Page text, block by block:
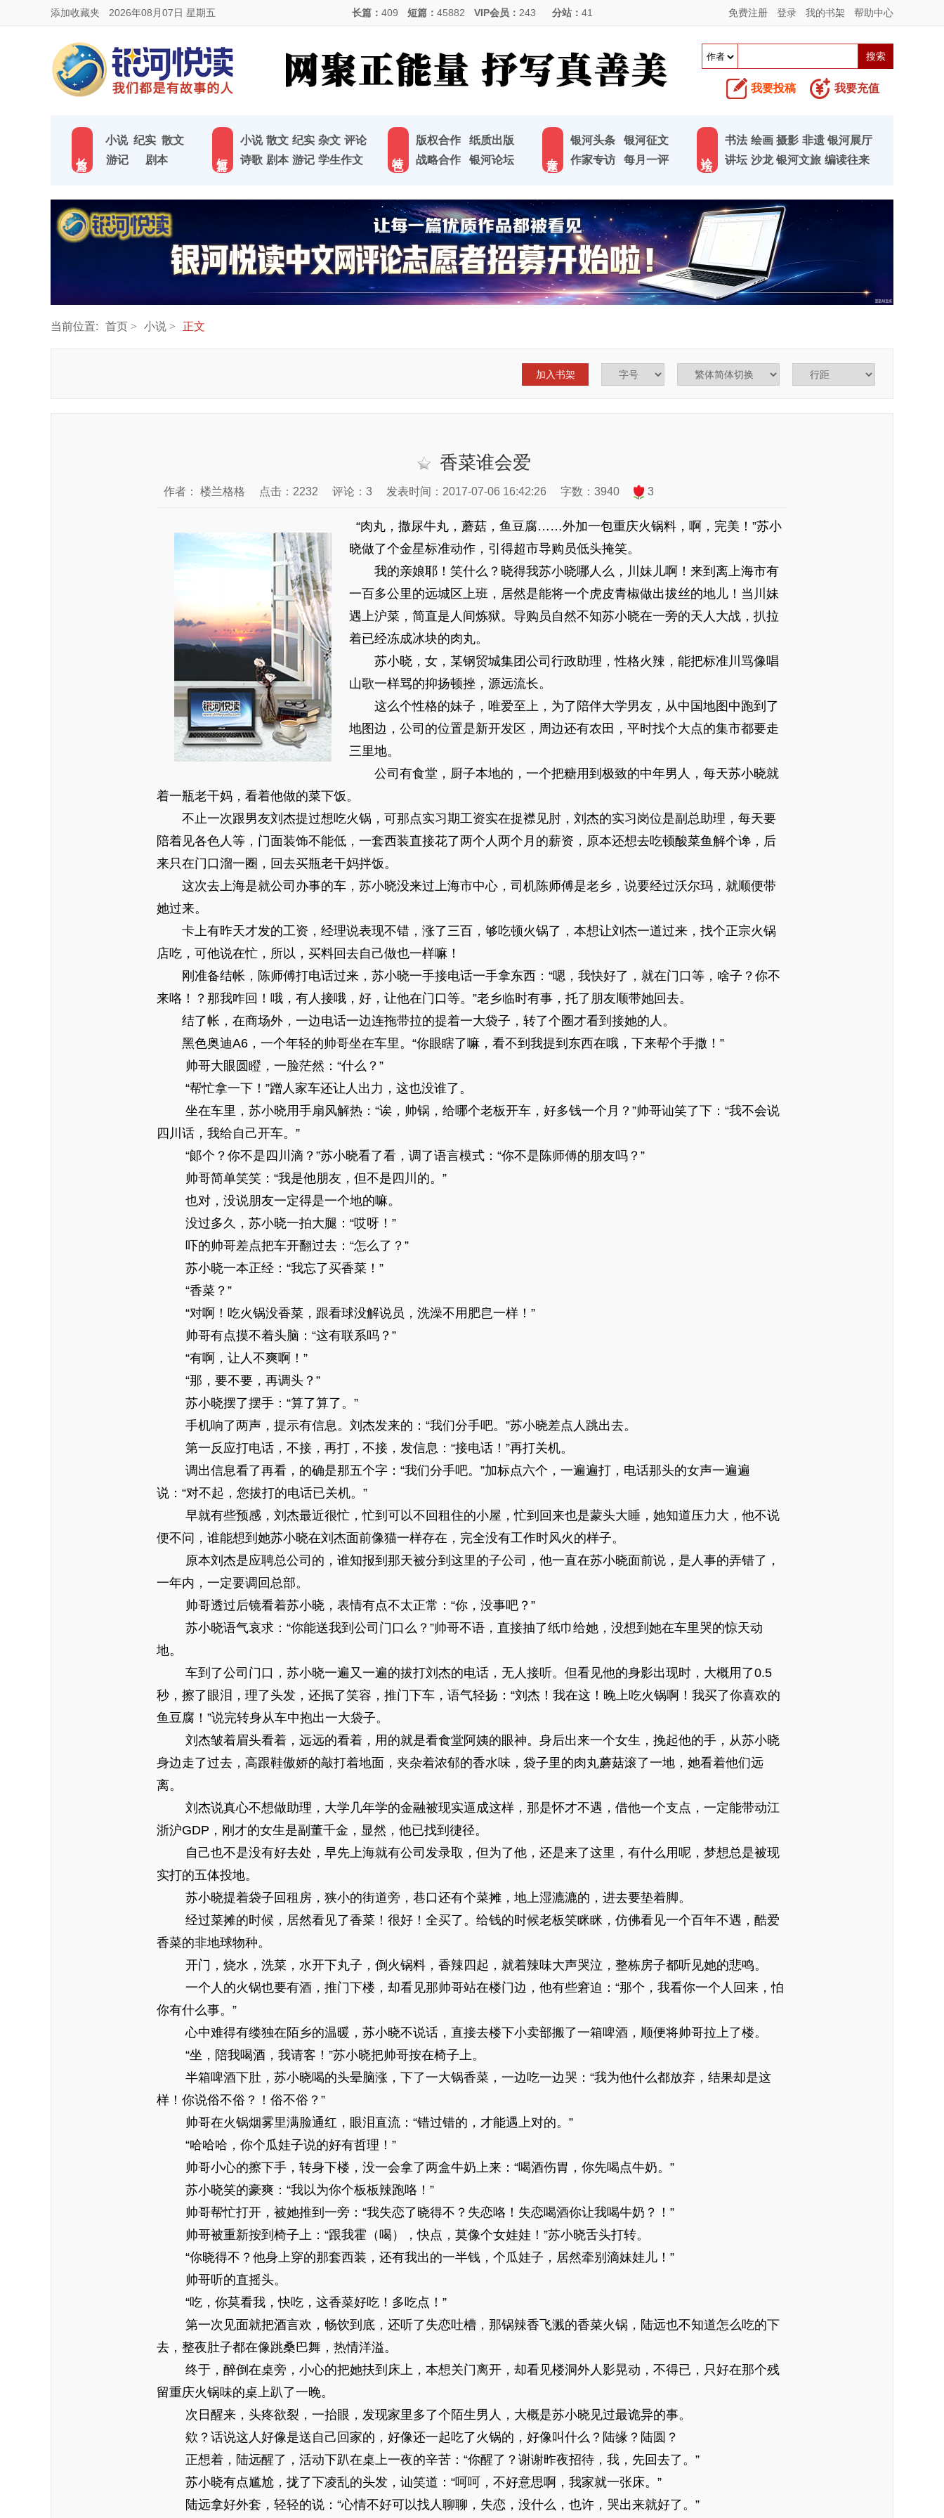
添加收藏夹 2026年08月07日 星期五 长篇： 409 短篇： 45882 VIP会员： 243 分站： 41 免费注册 登录 我的书架 帮助中心
我要投稿 我要充值
小说 纪实 散文
游记
剧本
小说 散文 纪实 杂文 评论
诗歌 剧本 游记 学生作文
版权合作
纸质出版
战略合作
银河论坛
银河头条
银河征文
作家专访
每月一评
书法 绘画 摄影 非遗 银河展厅
讲坛 沙龙 银河文旅 编读往来
当前位置: 首页 小说 正文
加入书架
香菜谁会爱
作者： 楼兰格格 点击：2232 评论：3 发表时间：2017-07-06 16:42:26 字数：3940 3
“肉丸，撒尿牛丸，蘑菇，鱼豆腐……外加一包重庆火锅料，啊，完美！”苏小
晓做了个金星标准动作，引得超市导购员低头掩笑。
我的亲娘耶！笑什么？晓得我苏小晓哪人么，川妹儿啊！来到离上海市有
一百多公里的远城区上班，居然是能将一个虎皮青椒做出拔丝的地儿！当川妹
遇上沪菜，简直是人间炼狱。导购员自然不知苏小晓在一旁的天人大战，扒拉
着已经冻成冰块的肉丸。
苏小晓，女，某钢贸城集团公司行政助理，性格火辣，能把标准川骂像唱
山歌一样骂的抑扬顿挫，源远流长。
这么个性格的妹子，唯爱至上，为了陪伴大学男友，从中国地图中跑到了
地图边，公司的位置是新开发区，周边还有农田，平时找个大点的集市都要走
三里地。
公司有食堂，厨子本地的，一个把糖用到极致的中年男人，每天苏小晓就
着一瓶老干妈，看着他做的菜下饭。
不止一次跟男友刘杰提过想吃火锅，可那点实习期工资实在捉襟见肘，刘杰的实习岗位是副总助理，每天要
陪着见各色人等，门面装饰不能低，一套西装直接花了两个人两个月的薪资，原本还想去吃顿酸菜鱼解个谗，后
来只在门口溜一圈，回去买瓶老干妈拌饭。
这次去上海是就公司办事的车，苏小晓没来过上海市中心，司机陈师傅是老乡，说要经过沃尔玛，就顺便带
她过来。
卡上有昨天才发的工资，经理说表现不错，涨了三百，够吃顿火锅了，本想让刘杰一道过来，找个正宗火锅
店吃，可他说在忙，所以，买料回去自己做也一样嘛！
刚准备结帐，陈师傅打电话过来，苏小晓一手接电话一手拿东西：“嗯，我快好了，就在门口等，啥子？你不
来咯！？那我咋回！哦，有人接哦，好，让他在门口等。”老乡临时有事，托了朋友顺带她回去。
结了帐，在商场外，一边电话一边连拖带拉的提着一大袋子，转了个圈才看到接她的人。
黑色奥迪A6，一个年轻的帅哥坐在车里。“你眼瞎了嘛，看不到我提到东西在哦，下来帮个手撒！”
帅哥大眼圆瞪，一脸茫然：“什么？”
“帮忙拿一下！”蹭人家车还让人出力，这也没谁了。
坐在车里，苏小晓用手扇风解热：“诶，帅锅，给哪个老板开车，好多钱一个月？”帅哥讪笑了下：“我不会说
四川话，我给自己开车。”
“郞个？你不是四川滴？”苏小晓看了看，调了语言模式：“你不是陈师傅的朋友吗？”
帅哥简单笑笑：“我是他朋友，但不是四川的。”
也对，没说朋友一定得是一个地的嘛。
没过多久，苏小晓一拍大腿：“哎呀！”
吓的帅哥差点把车开翻过去：“怎么了？”
苏小晓一本正经：“我忘了买香菜！”
“香菜？”
“对啊！吃火锅没香菜，跟看球没解说员，洗澡不用肥皀一样！”
帅哥有点摸不着头脑：“这有联系吗？”
“有啊，让人不爽啊！”
“那，要不要，再调头？”
苏小晓摆了摆手：“算了算了。”
手机响了两声，提示有信息。刘杰发来的：“我们分手吧。”苏小晓差点人跳出去。
第一反应打电话，不接，再打，不接，发信息：“接电话！”再打关机。
调出信息看了再看，的确是那五个字：“我们分手吧。”加标点六个，一遍遍打，电话那头的女声一遍遍
说：“对不起，您拔打的电话已关机。”
早就有些预感，刘杰最近很忙，忙到可以不回租住的小屋，忙到回来也是蒙头大睡，她知道压力大，他不说
便不问，谁能想到她苏小晓在刘杰面前像猫一样存在，完全没有工作时风火的样子。
原本刘杰是应聘总公司的，谁知报到那天被分到这里的子公司，他一直在苏小晓面前说，是人事的弄错了，
一年内，一定要调回总部。
帅哥透过后镜看着苏小晓，表情有点不太正常：“你，没事吧？”
苏小晓语气哀求：“你能送我到公司门口么？”帅哥不语，直接抽了纸巾给她，没想到她在车里哭的惊天动
地。
车到了公司门口，苏小晓一遍又一遍的拔打刘杰的电话，无人接听。但看见他的身影出现时，大概用了0.5
秒，擦了眼泪，理了头发，还抿了笑容，推门下车，语气轻扬：“刘杰！我在这！晚上吃火锅啊！我买了你喜欢的
鱼豆腐！”说完转身从车中抱出一大袋子。
刘杰皱着眉头看着，远远的看着，用的就是看食堂阿姨的眼神。身后出来一个女生，挽起他的手，从苏小晓
身边走了过去，高跟鞋傲娇的敲打着地面，夹杂着浓郁的香水味，袋子里的肉丸蘑菇滚了一地，她看着他们远
离。
刘杰说真心不想做助理，大学几年学的金融被现实逼成这样，那是怀才不遇，借他一个支点，一定能带动江
浙沪GDP，刚才的女生是副董千金，显然，他已找到徢径。
自己也不是没有好去处，早先上海就有公司发录取，但为了他，还是来了这里，有什么用呢，梦想总是被现
实打的五体投地。
苏小晓提着袋子回租房，狭小的街道旁，巷口还有个菜摊，地上湿漉漉的，进去要垫着脚。
经过菜摊的时候，居然看见了香菜！很好！全买了。给钱的时候老板笑眯眯，仿佛看见一个百年不遇，酷爱
香菜的非地球物种。
开门，烧水，洗菜，水开下丸子，倒火锅料，香辣四起，就着辣味大声哭泣，整栋房子都听见她的悲鸣。
一个人的火锅也要有酒，推门下楼，却看见那帅哥站在楼门边，他有些窘迫：“那个，我看你一个人回来，怕
你有什么事。”
心中难得有缕独在陌乡的温暖，苏小晓不说话，直接去楼下小卖部搬了一箱啤酒，顺便将帅哥拉上了楼。
“坐，陪我喝酒，我请客！”苏小晓把帅哥按在椅子上。
半箱啤酒下肚，苏小晓喝的头晕脑涨，下了一大锅香菜，一边吃一边哭：“我为他什么都放弃，结果却是这
样！你说俗不俗？！俗不俗？”
帅哥在火锅烟雾里满脸通红，眼泪直流：“错过错的，才能遇上对的。”
“哈哈哈，你个瓜娃子说的好有哲理！”
帅哥小心的擦下手，转身下楼，没一会拿了两盒牛奶上来：“喝酒伤胃，你先喝点牛奶。”
苏小晓笑的豪爽：“我以为你个板板辣跑咯！”
帅哥帮忙打开，被她推到一旁：“我失恋了晓得不？失恋咯！失恋喝酒你让我喝牛奶？！”
帅哥被重新按到椅子上：“跟我霍（喝），快点，莫像个女娃娃！”苏小晓舌头打转。
“你晓得不？他身上穿的那套西装，还有我出的一半钱，个瓜娃子，居然牵别滴妹娃儿！”
帅哥听的直摇头。
“吃，你莫看我，快吃，这香菜好吃！多吃点！”
第一次见面就把酒言欢，畅饮到底，还听了失恋吐槽，那锅辣香飞溅的香菜火锅，陆远也不知道怎么吃的下
去，整夜肚子都在像跳桑巴舞，热情洋溢。
终于，醉倒在桌旁，小心的把她扶到床上，本想关门离开，却看见楼洞外人影晃动，不得已，只好在那个残
留重庆火锅味的桌上趴了一晚。
次日醒来，头疼欲裂，一抬眼，发现家里多了个陌生男人，大概是苏小晓见过最诡异的事。
欸？话说这人好像是送自己回家的，好像还一起吃了火锅的，好像叫什么？陆缘？陆圆？
正想着，陆远醒了，活动下趴在桌上一夜的辛苦：“你醒了？谢谢昨夜招待，我，先回去了。”
苏小晓有点尴尬，拢了下凌乱的头发，讪笑道：“呵呵，不好意思啊，我家就一张床。”
陆远拿好外套，轻轻的说：“心情不好可以找人聊聊，失恋，没什么，也许，哭出来就好了。”